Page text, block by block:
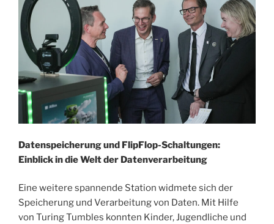
Datenspeicherung und FlipFlop-Schaltungen:
Einblick in die Welt der Datenverarbeitung
Eine weitere spannende Station widmete sich der
Speicherung und Verarbeitung von Daten. Mit Hilfe
von Turing Tumbles konnten Kinder, Jugendliche und